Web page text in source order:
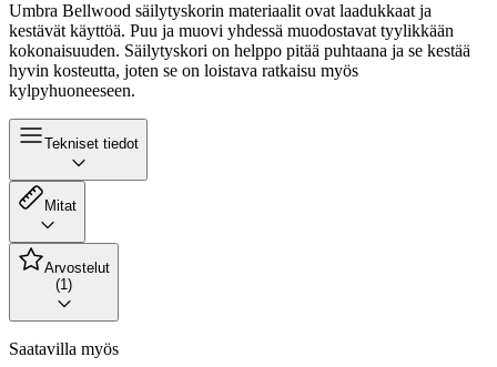
Umbra Bellwood säilytyskorin materiaalit ovat laadukkaat ja
kestävät käyttöä. Puu ja muovi yhdessä muodostavat tyylikkään
kokonaisuuden. Säilytyskori on helppo pitää puhtaana ja se kestää
hyvin kosteutta, joten se on loistava ratkaisu myös
kylpyhuoneeseen.
Tekniset tiedot
Mitat
Arvostelut
(1)
Saatavilla myös